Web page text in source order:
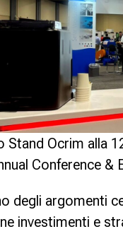
Stand Ocrim alla
Conference &
degli argomenti
investimenti e